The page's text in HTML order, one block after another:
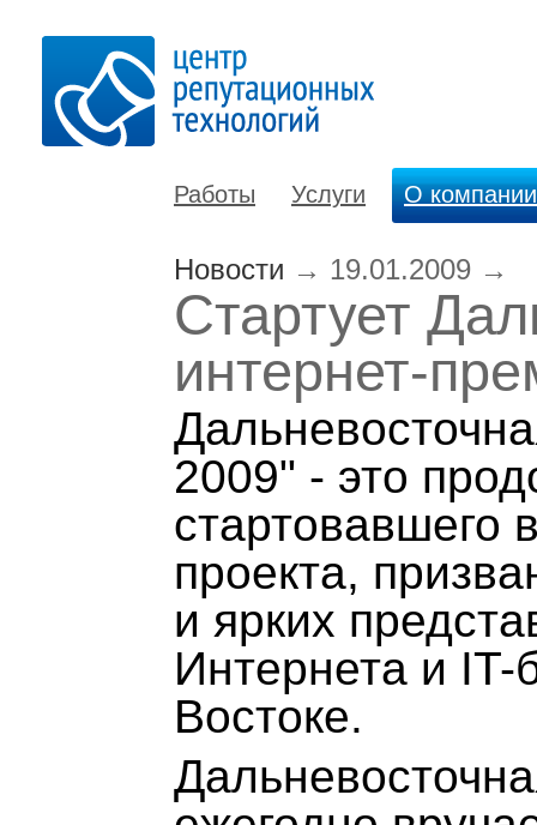
Работы Услуги О компании
Новости → 19.01.2009 →
Стартует
интернет-
2009" - это
стартовавшего
проекта,
и ярких
Интернета и
Востоке.